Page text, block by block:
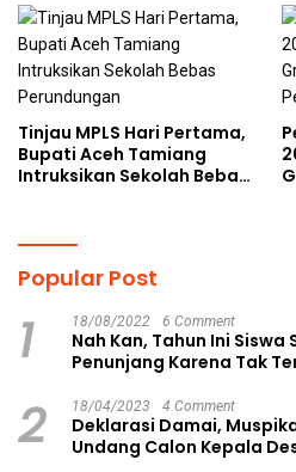
kepada Pelajar MPLS
Tinjau MPLS Hari Pertama,
Bupati Aceh Tamiang
Intruksikan Sekolah Bebas
Popular Post
1 18/08/2022 6 Comment
Nah Kan, Tahun Ini Siswa
Penunjang Karena Tak
2 18/04/2023 4 Comment
Deklarasi Damai,
Undang Calon Kepala